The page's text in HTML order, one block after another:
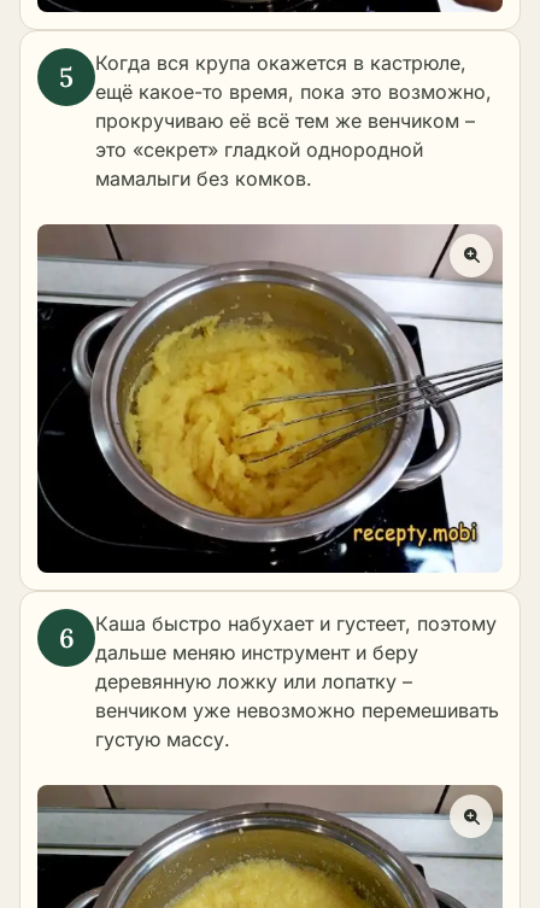
Когда вся крупа окажется в кастрюле,
ещё какое-то время, пока это возможно,
прокручиваю её всё тем же венчиком –
это «секрет» гладкой однородной
мамалыги без комков.
Каша быстро набухает и густеет, поэтому
дальше меняю инструмент и беру
деревянную ложку или лопатку –
венчиком уже невозможно перемешивать
густую массу.